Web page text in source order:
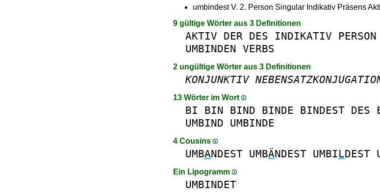
umbindest V. 2. Person Singular Indikativ Präsens
9 gültige Wörter aus 3 Definitionen
AKTIV DER DES INDIKATIV PERSON
UMBINDEN VERBS
2 ungültige Wörter aus 3 Definitionen
KONJUNKTIV
13 Wörter im Wort
BI BIN BIND BINDE BINDEST DES
UMBIND UMBINDE
4 Cousins
UMBANDEST UMBÄNDEST UMBILDEST
Ein Lipogramm
UMBINDET